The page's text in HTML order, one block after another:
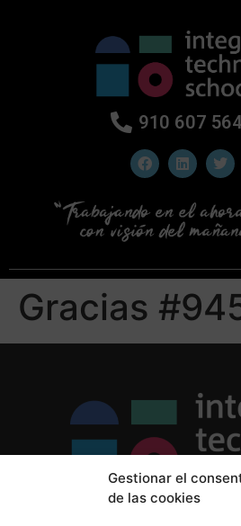
Gestionar el
de las cookies
910 607
Gracias